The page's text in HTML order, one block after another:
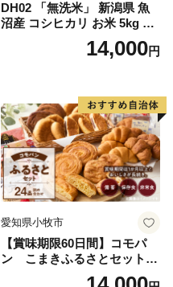
DH02 「無洗米」 新潟県 魚
沼産 コシヒカリ お米 5kg こ
しひかり 精米 米（お米の美
味しい炊き方ガイド付き）
14,000円
愛知県小牧市
【賞味期限60日間】コモパ
ン こまきふるさとセット
（24個入り）／災害用備蓄